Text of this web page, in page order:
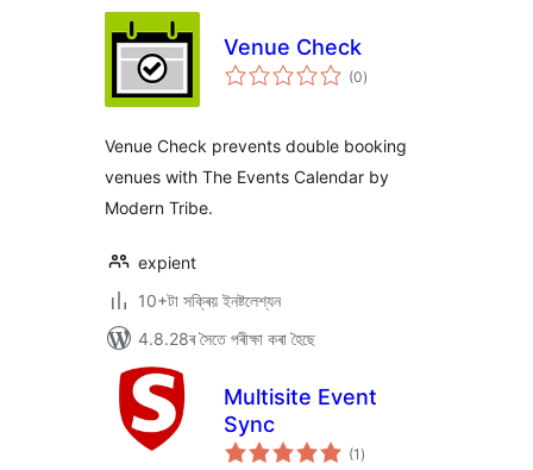
Venue Check
(0টা
মুঠ)
Venue Check prevents double booking
venues with The Events Calendar by
Modern Tribe.
expient
10+টা সক্ৰিয় ইনষ্টলেশ্যন
4.8.28ৰ সৈতে পৰীক্ষা কৰা হৈছে
Multisite Event
Sync
(1 টা
মুঠ)